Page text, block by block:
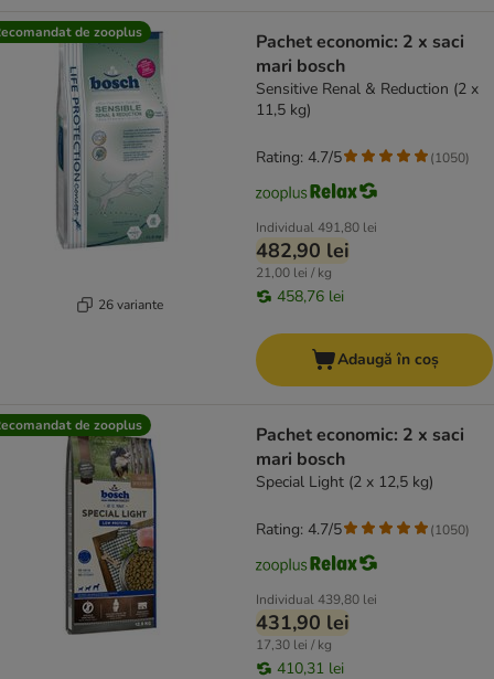
de zooplus
26 variante
Pachet economic: 2 x saci
mari bosch
Sensitive Renal & Reduction (2 x
11,5 kg)
Individual491,80 lei
482,90 lei
21,00 lei / kg
458,76 lei
Rating: 4.7/5 (1050)
Adaugă în coș
de zooplus
Pachet economic: 2 x saci
mari bosch
Special Light (2 x 12,5 kg)
Individual439,80 lei
431,90 lei
17,30 lei / kg
410,31 lei
Rating: 4.7/5 (1050)